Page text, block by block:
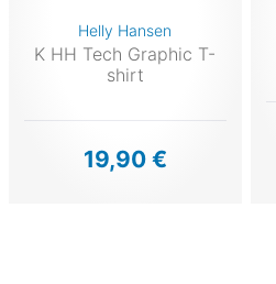
Helly Hansen
K HH Tech Graphic T-
shirt
19,90 €